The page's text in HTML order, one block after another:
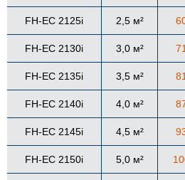
FH-EC 2125i 2,5 м²
FH-EC 2130i 3,0 м²
FH-EC 2135i 3,5 м²
FH-EC 2140i 4,0 м²
FH-EC 2145i 4,5 м²
FH-EC 2150i 5,0 м²